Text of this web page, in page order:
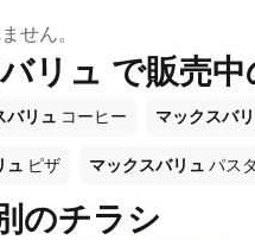
せん。
リュ で販売中
バリュ コーヒー マックスバ
ュ ピザ マックスバリュ パスタ
のチラシ